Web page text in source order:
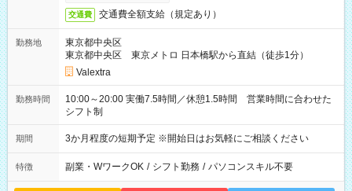
交通費 交通費全額支給（規定あり）
勤務地
東京都中央区
東京都中央区 東京メトロ 日本橋駅から直結（徒歩1分）
Valextra
勤務時間
10:00～20:00 実働7.5時間／休憩1.5時間 営業時間に合わせた
シフト制
期間 3か月程度の短期予定 ※開始日はお気軽にご相談ください
特徴 副業・WワークOK / シフト勤務 / パソコンスキル不要